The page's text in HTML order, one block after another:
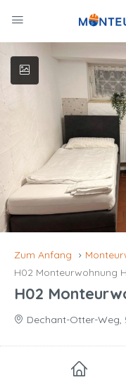
Zum Anfang
H02 Monteurwohnung
H02
Dechant-Otter-Weg,